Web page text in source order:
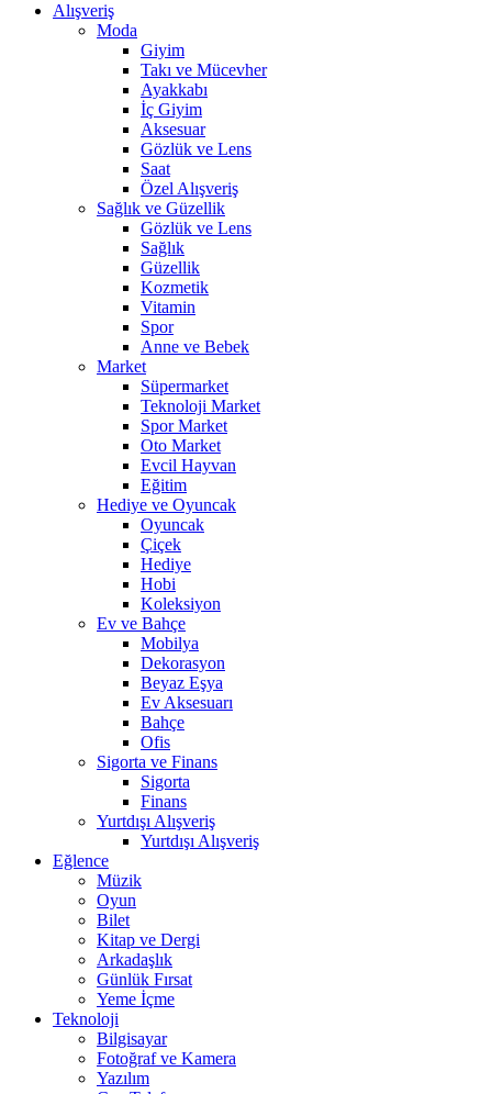
Alışveriş
Moda
Giyim
Takı ve Mücevher
Ayakkabı
İç Giyim
Aksesuar
Gözlük ve Lens
Saat
Özel Alışveriş
Sağlık ve Güzellik
Gözlük ve Lens
Sağlık
Güzellik
Kozmetik
Vitamin
Spor
Anne ve Bebek
Market
Süpermarket
Teknoloji Market
Spor Market
Oto Market
Evcil Hayvan
Eğitim
Hediye ve Oyuncak
Oyuncak
Çiçek
Hediye
Hobi
Koleksiyon
Ev ve Bahçe
Mobilya
Dekorasyon
Beyaz Eşya
Ev Aksesuarı
Bahçe
Ofis
Sigorta ve Finans
Sigorta
Finans
Yurtdışı Alışveriş
Yurtdışı Alışveriş
Eğlence
Müzik
Oyun
Bilet
Kitap ve Dergi
Arkadaşlık
Günlük Fırsat
Yeme İçme
Teknoloji
Bilgisayar
Fotoğraf ve Kamera
Yazılım